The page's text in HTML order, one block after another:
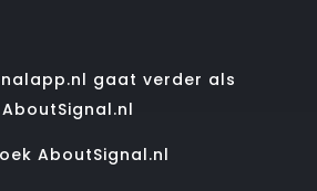
gaat verder als
AboutSignal.nl
AboutSignal.nl